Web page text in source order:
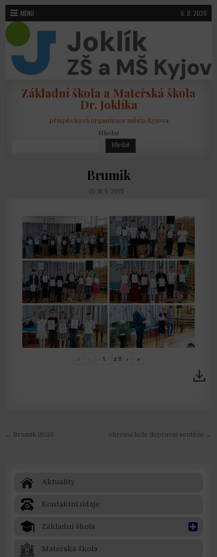
Skip to content
MENU 6. 8. 2026
Základní škola a Mateřská škola
Dr. Joklíka
příspěvková organizace města Kyjova
Hledat
Hledat
Brumik
PUBLISHED DATE:
18. 5. 2025
z 9 › »
Navigace pro příspěvekokresní kolo dopravní soutěže →
← Brumik 2025
Aktuality
Kontaktní údaje
Základní škola
Mateřská škola